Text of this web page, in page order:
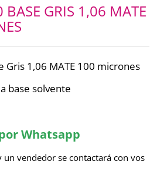
BASE GRIS 1,06 MATE
Gris 1,06 MATE 100 micrones
base solvente
Whatsapp
un vendedor se contactará con vos